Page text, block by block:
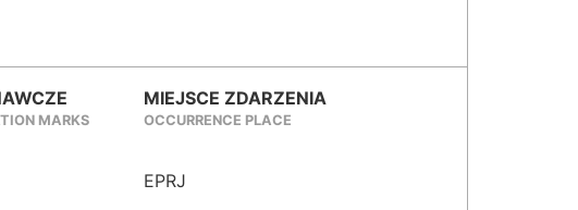
MARKS
MIEJSCE ZDARZENIA
OCCURRENCE PLACE
EPRJ